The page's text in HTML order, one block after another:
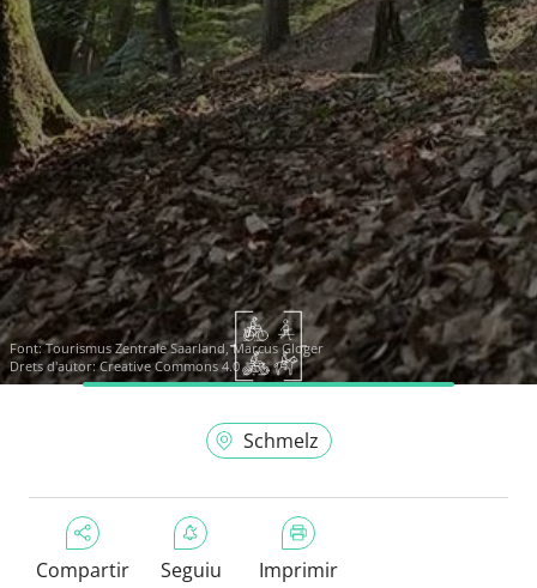
Font:Tourismus Zentrale Saarland, Marcus Gloger
Drets d'autor: Creative Commons 4.0
Schmelz
Compartir Seguiu Imprimir